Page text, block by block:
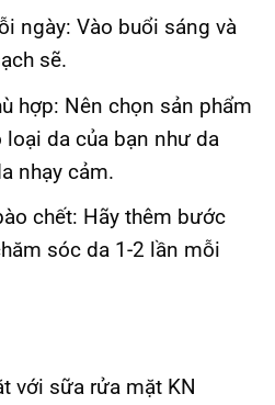
ngày: Vào buổi sáng và
sẽ.
hợp: Nên chọn sản phẩm
loại da của bạn như da
nhạy cảm.
chết: Hãy thêm bước
sóc da 1-2 lần mỗi
với sữa rửa mặt KN